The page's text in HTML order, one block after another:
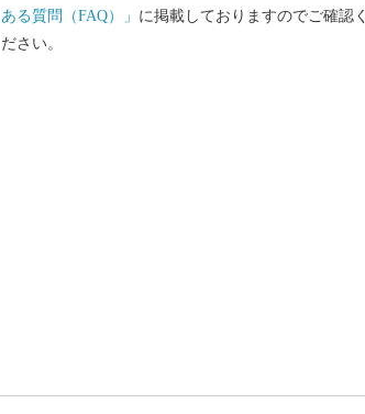
ある質問（FAQ）」 に掲載しておりますのでご確認く
ださい。